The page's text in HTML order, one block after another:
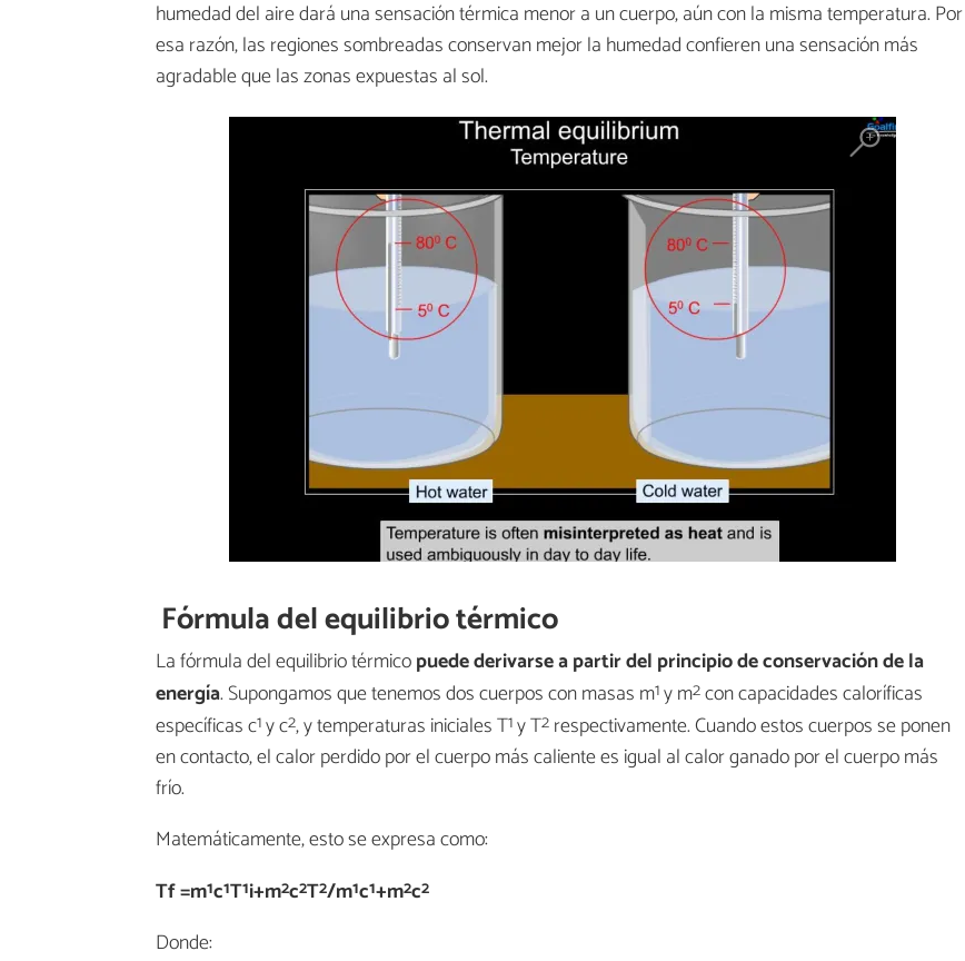
humedad del aire dará una sensación térmica menor a un cuerpo, aún con la misma temperatura. Por
esa razón, las regiones sombreadas conservan mejor la humedad confieren una sensación más
agradable que las zonas expuestas al sol.
Fórmula del equilibrio térmico
La fórmula del equilibrio térmicopuede derivarse a partir del principio de conservación de la
energía. Supongamos que tenemos dos cuerpos con masas m1y m2con capacidades caloríficas
específicas c1y c2​, y temperaturas iniciales T1​ y T2 respectivamente. Cuando estos cuerpos se ponen
en contacto, el calor perdido por el cuerpo más caliente es igual al calor ganado por el cuerpo más
frío.
Matemáticamente, esto se expresa como:
Tf =m1c1T1i+m2c2T2/m1c1+m2c2
Donde: